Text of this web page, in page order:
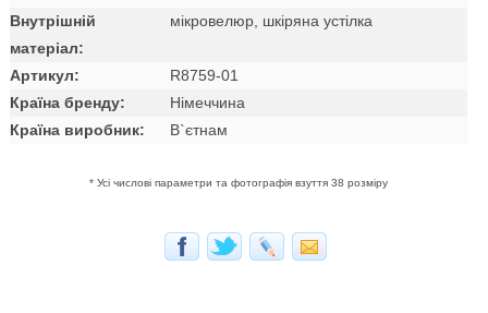
Внутрішній
матеріал:
мікровелюр, шкіряна устілка
Артикул:
R8759-01
Країна бренду:
Німеччина
Країна виробник:
В`єтнам
* Усі числові параметри та фотографія взуття 38 розміру